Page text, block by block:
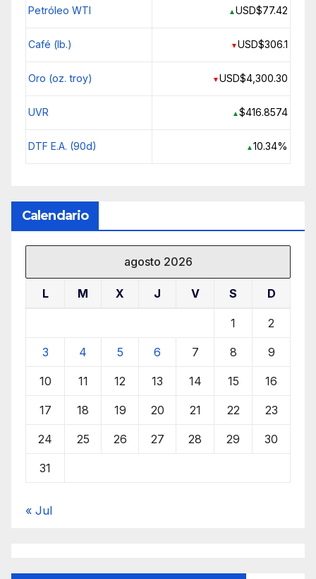
Petróleo WTI ▲USD$77.42
Café (lb.) ▼USD$306.1
Oro (oz. troy) ▼USD$4,300.30
UVR ▲$416.8574
DTF E.A. (90d) ▲10.34%
Calendario
agosto 2026
L M X J V S D
1 2
3 4 5 6 7 8 9
10 11 12 13 14 15 16
17 18 19 20 21 22 23
24 25 26 27 28 29 30
31
« Jul